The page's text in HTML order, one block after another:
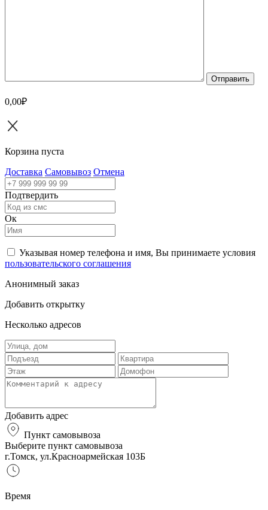
Отправить
0,00₽
Корзина пуста
Доставка Самовывоз Отмена
Подтвердить
Ок
Указывая номер телефона и имя, Вы принимаете условия
пользовательского соглашения
Анонимный заказ
Добавить открытку
Несколько адресов
Добавить адрес
Пункт самовывоза
Выберите пункт самовывоза
г.Томск, ул.Красноармейская 103Б
Время